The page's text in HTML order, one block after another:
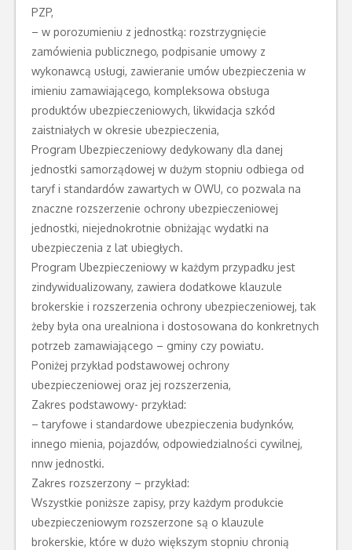
PZP,
– w porozumieniu z jednostką: rozstrzygnięcie
zamówienia publicznego, podpisanie umowy z
wykonawcą usługi, zawieranie umów ubezpieczenia w
imieniu zamawiającego, kompleksowa obsługa
produktów ubezpieczeniowych, likwidacja szkód
zaistniałych w okresie ubezpieczenia,
Program Ubezpieczeniowy dedykowany dla danej
jednostki samorządowej w dużym stopniu odbiega od
taryf i standardów zawartych w OWU, co pozwala na
znaczne rozszerzenie ochrony ubezpieczeniowej
jednostki, niejednokrotnie obniżając wydatki na
ubezpieczenia z lat ubiegłych.
Program Ubezpieczeniowy w każdym przypadku jest
zindywidualizowany, zawiera dodatkowe klauzule
brokerskie i rozszerzenia ochrony ubezpieczeniowej, tak
żeby była ona urealniona i dostosowana do konkretnych
potrzeb zamawiającego – gminy czy powiatu.
Poniżej przykład podstawowej ochrony
ubezpieczeniowej oraz jej rozszerzenia,
Zakres podstawowy- przykład:
– taryfowe i standardowe ubezpieczenia budynków,
innego mienia, pojazdów, odpowiedzialności cywilnej,
nnw jednostki.
Zakres rozszerzony – przykład:
Wszystkie poniższe zapisy, przy każdym produkcie
ubezpieczeniowym rozszerzone są o klauzule
brokerskie, które w dużo większym stopniu chronią